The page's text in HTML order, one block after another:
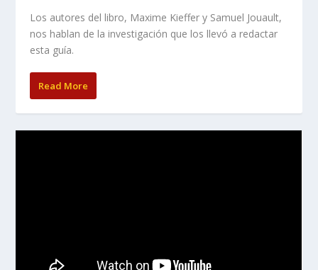
Los autores del libro, Maxime Kieffer y Samuel Jouault,
nos hablan de la investigación que los llevó a redactar
esta guía.
Read More